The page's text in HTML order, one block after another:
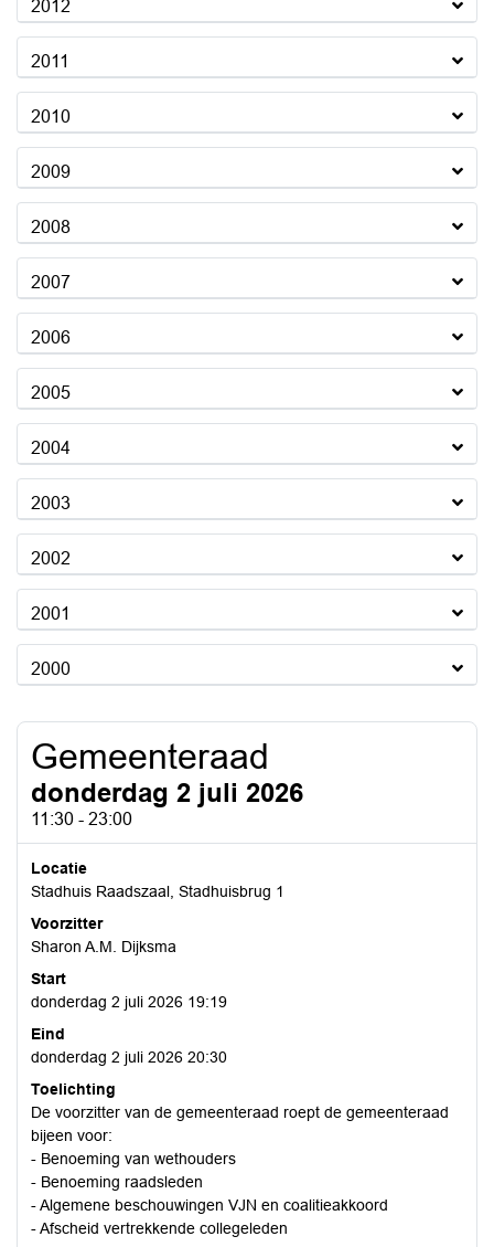
2012
2011
2010
2009
2008
2007
2006
2005
2004
2003
2002
2001
2000
Gemeenteraad
donderdag 2 juli 2026
11:30 - 23:00
Locatie
Stadhuis Raadszaal, Stadhuisbrug 1
Voorzitter
Sharon A.M. Dijksma
Start
donderdag 2 juli 2026 19:19
Eind
donderdag 2 juli 2026 20:30
Toelichting
De voorzitter van de gemeenteraad roept de gemeenteraad
bijeen voor:
- Benoeming van wethouders
- Benoeming raadsleden
- Algemene beschouwingen VJN en coalitieakkoord
- Afscheid vertrekkende collegeleden